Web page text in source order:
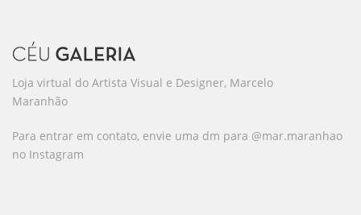
Loja virtual do Artista Visual e Designer, Marcelo
Maranhão
Para entrar em contato, envie uma dm para @mar.maranhao
no Instagram